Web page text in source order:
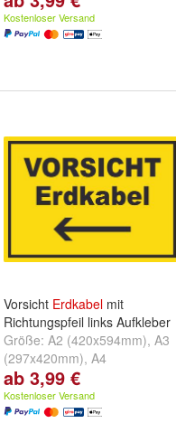
Kostenloser Versand
Vorsicht Erdkabel mit
Richtungspfeil links Aufkleber
Größe: A2 (420x594mm), A3
(297x420mm), A4
(210x297mm)
ab 3,99 €
Kostenloser Versand